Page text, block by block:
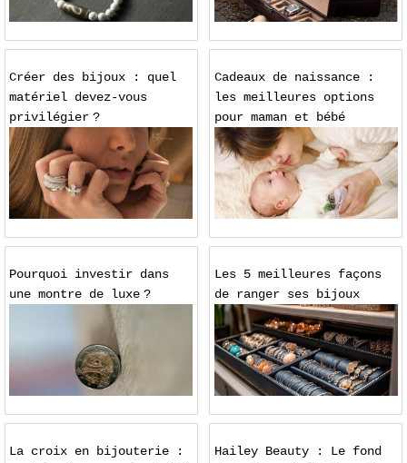
Créer des bijoux : quel
matériel devez-vous
privilégier ?
Cadeaux de naissance :
les meilleures options
pour maman et bébé
Pourquoi investir dans
une montre de luxe ?
Les 5 meilleures façons
de ranger ses bijoux
La croix en bijouterie :
Hailey Beauty : Le fond